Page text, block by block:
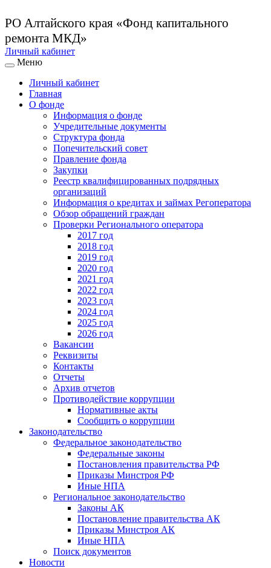
РО Алтайского края «Фонд капитального
ремонта МКД»
Личный кабинет
Меню
Личный кабинет
Главная
О фонде
Информация о фонде
Учредительные документы
Структура фонда
Попечительский совет
Правление фонда
Закупки
Реестр квалифицированных подрядных
организаций
Информация о кредитах и займах Регоператора
Обзор обращений граждан
Проверки Регионального оператора
2017 год
2018 год
2019 год
2020 год
2021 год
2022 год
2023 год
2024 год
2025 год
2026 год
Вакансии
Реквизиты
Контакты
Отчеты
Архив отчетов
Противодействие коррупции
Нормативные акты
Сообщить о коррупции
Законодательство
Федеральное законодательство
Федеральные законы
Постановления правительства РФ
Приказы Минстроя РФ
Иные НПА
Региональное законодательство
Законы АК
Постановление правительства АК
Приказы Минстроя АК
Иные НПА
Поиск документов
Новости